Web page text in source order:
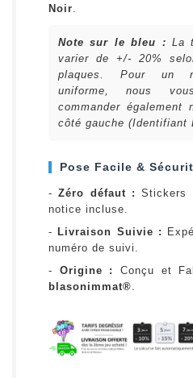
Noir.
Note sur le bleu : La
varier de +/- 20%
plaques. Pour un
uniforme, nous
commander
côté gauche (Identifiant
Pose Facile &
-Zéro défaut : Stickers
notice incluse.
- Livraison Suivie :
numéro de suivi.
- Origine :
Conçu et
blasonimmat®.